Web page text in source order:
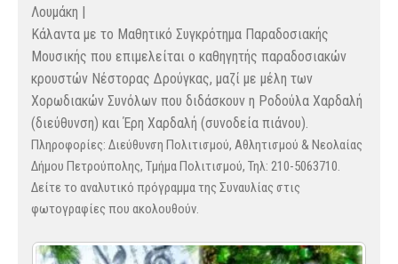
Λουμάκη |
Κάλαντα με το Μαθητικό Συγκρότημα Παραδοσιακής
Μουσικής που επιμελείται ο καθηγητής παραδοσιακών
κρουστών Νέστορας Δρούγκας, μαζί με μέλη των
Χορωδιακών Συνόλων που διδάσκουν η Ροδούλα Χαρδαλή
(διεύθυνση) και Έρη Χαρδαλή (συνοδεία πιάνου).
Πληροφορίες: Διεύθυνση Πολιτισμού, Αθλητισμού & Νεολαίας
Δήμου Πετρούπολης, Τμήμα Πολιτισμού, Τηλ: 210-5063710.
Δείτε το αναλυτικό πρόγραμμα της Συναυλίας στις
φωτογραφίες που ακολουθούν.